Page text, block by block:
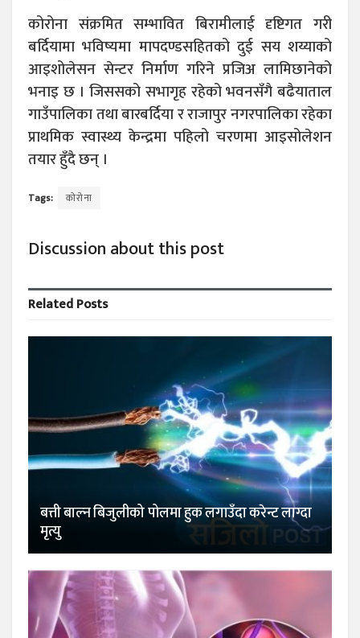
कोरोना संक्रमित सम्भावित बिरामीलाई दृष्टिगत गरी
बर्दियामा भविष्यमा मापदण्डसहितको दुई सय शय्याको
आइशोलेसन सेन्टर निर्माण गरिने प्रजिअ लामिछानेको
भनाइ छ । जिससको सभागृह रहेको भवनसँगै बढैयाताल
गाउँपालिका तथा बारबर्दिया र राजापुर नगरपालिका रहेका
प्राथमिक स्वास्थ्य केन्द्रमा पहिलो चरणमा आइसोलेशन
तयार हुँदै छन् ।
Tags: कोरोना
Discussion about this post
RelatedPosts
बत्ती बाल्न बिजुलीको पोलमा हुक लगाउँदा करेन्ट लाग्दा
मृत्यु